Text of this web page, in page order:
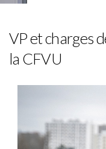
VP et charges
la CFVU